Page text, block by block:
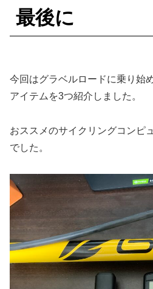
最後に
今回はグラベルロードに乗り始
アイテムを3つ紹介しました。
おススメのサイクリングコンピ
でした。